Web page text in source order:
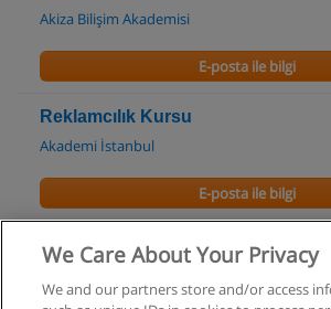
Akiza Bilişim Akademisi
E-posta ile bilgi
Reklamcılık Kursu
Akademi İstanbul
E-posta ile bilgi
Dış Ticarette Kullanılan Ödeme
We Care About Your Privacy
We and our partners store and/or access